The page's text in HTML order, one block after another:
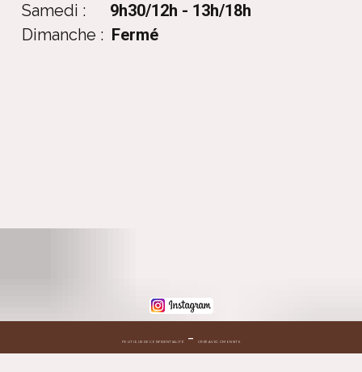
Samedi : 9h30/12h - 13h/18h
Dimanche : Fermé
POLITIQUE DE CONFIDENTIALITÉ CRÉÉ AVEC CMONSITE